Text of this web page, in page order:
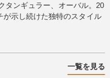
タンギュラー、オーバル。20
が示し続けた独特のスタイル
一覧を見る